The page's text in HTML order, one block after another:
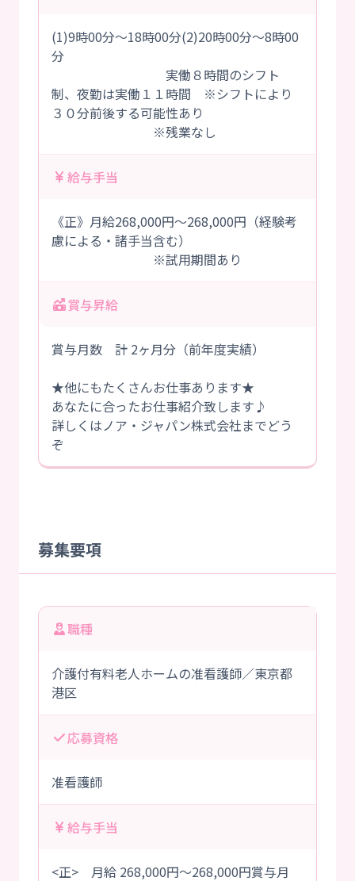
(1)9時00分～18時00分(2)20時00分～8時00
分
実働８時間のシフト
制、夜勤は実働１１時間 ※シフトにより
３０分前後する可能性あり
※残業なし
給与手当
《正》月給268,000円～268,000円（経験考
慮による・諸手当含む）
※試用期間あり
賞与昇給
賞与月数 計 2ヶ月分（前年度実績）
★他にもたくさんお仕事あります★
あなたに合ったお仕事紹介致します♪
詳しくはノア・ジャパン株式会社までどう
ぞ
募集要項
職種
介護付有料老人ホームの准看護師／東京都
港区
応募資格
准看護師
給与手当
<正> 月給 268,000円～268,000円賞与月